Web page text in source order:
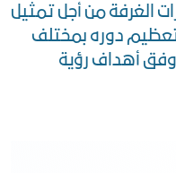
الغرفة من أجل تمثيل
دوره بمختلف
وفق أهداف رؤية